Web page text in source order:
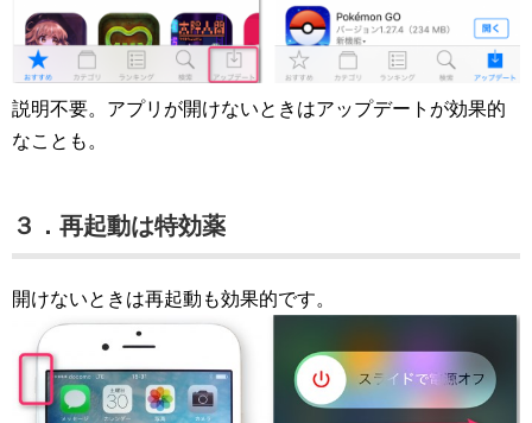
説明不要。アプリが開けないときはアップデートが効果的
なことも。
３．再起動は特効薬
開けないときは再起動も効果的です。